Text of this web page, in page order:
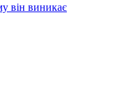
він виникає